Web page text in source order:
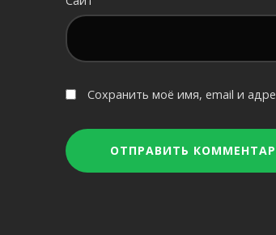
Сохранить моё имя, email и